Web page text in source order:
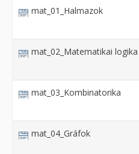
mat_01_Halmazok
mat_02_Matematikai logika
mat_03_Kombinatorika
mat_04_Gráfok